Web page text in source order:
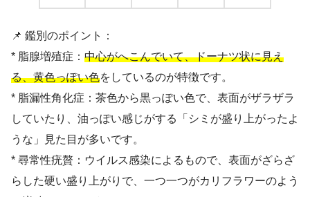
📌 鑑別のポイント：
* 脂腺増殖症： 中心がへこんでいて、ドーナツ状に見え
る、黄色っぽい色をしているのが特徴です。
* 脂漏性角化症：茶色から黒っぽい色で、表面がザラザラ
していたり、油っぽい感じがする「シミが盛り上がったよ
うな」見た目が多いです。
* 尋常性疣贅：ウイルス感染によるもので、表面がざらざ
らした硬い盛り上がりで、一つ一つがカリフラワーのよう